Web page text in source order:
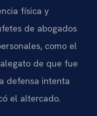
física y
de abogados
como el
de que fue
defensa intenta
el altercado.